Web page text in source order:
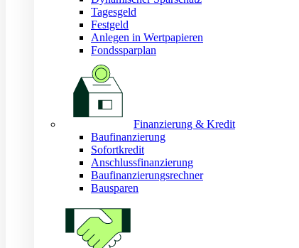
Tagesgeld
Festgeld
Anlegen in Wertpapieren
Fondssparplan
Finanzierung & Kredit
Baufinanzierung
Sofortkredit
Anschlussfinanzierung
Baufinanzierungsrechner
Bausparen